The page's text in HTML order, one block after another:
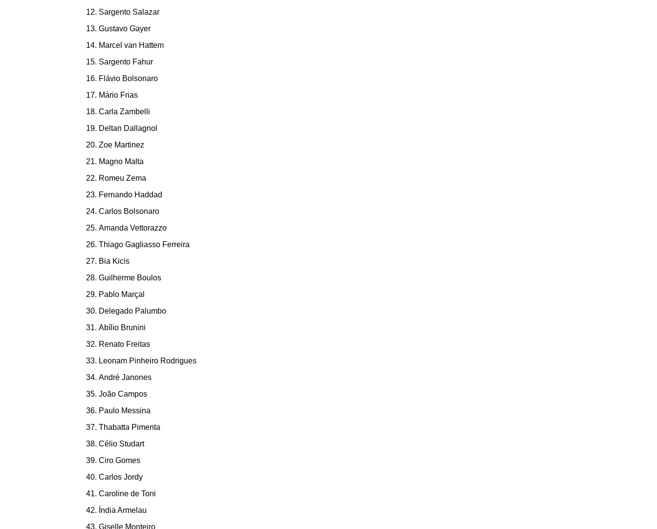
Sargento Salazar
Gustavo Gayer
Marcel van Hattem
Sargento Fahur
Flávio Bolsonaro
Mário Frias
Carla Zambelli
Deltan Dallagnol
Zoe Martinez
Magno Malta
Romeu Zema
Fernando Haddad
Carlos Bolsonaro
Amanda Vettorazzo
Thiago Gagliasso Ferreira
Bia Kicis
Guilherme Boulos
Pablo Marçal
Delegado Palumbo
Abílio Brunini
Renato Freitas
Leonam Pinheiro Rodrigues
André Janones
João Campos
Paulo Messina
Thabatta Pimenta
Célio Studart
Ciro Gomes
Carlos Jordy
Caroline de Toni
Índia Armelau
Giselle Monteiro